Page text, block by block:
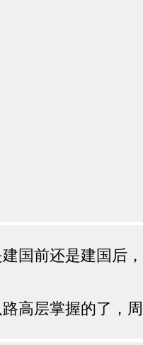
国前还是建国后
高层掌握的了，